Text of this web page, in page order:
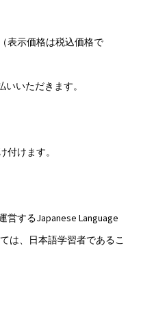
表示価格は税込価格で
いただきます。
けます。
営するJapanese Language
は、日本語学習者であるこ